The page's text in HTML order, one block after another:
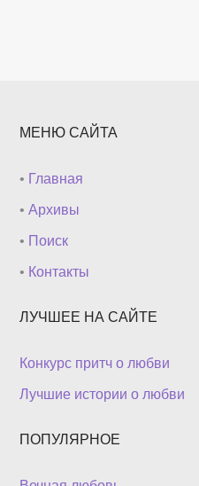
МЕНЮ САЙТА
• Главная
•Архивы
• Поиск
• Контакты
ЛУЧШЕЕ НА САЙТЕ
Конкурс притч о любви
Лучшие истории о любви
ПОПУЛЯРНОЕ